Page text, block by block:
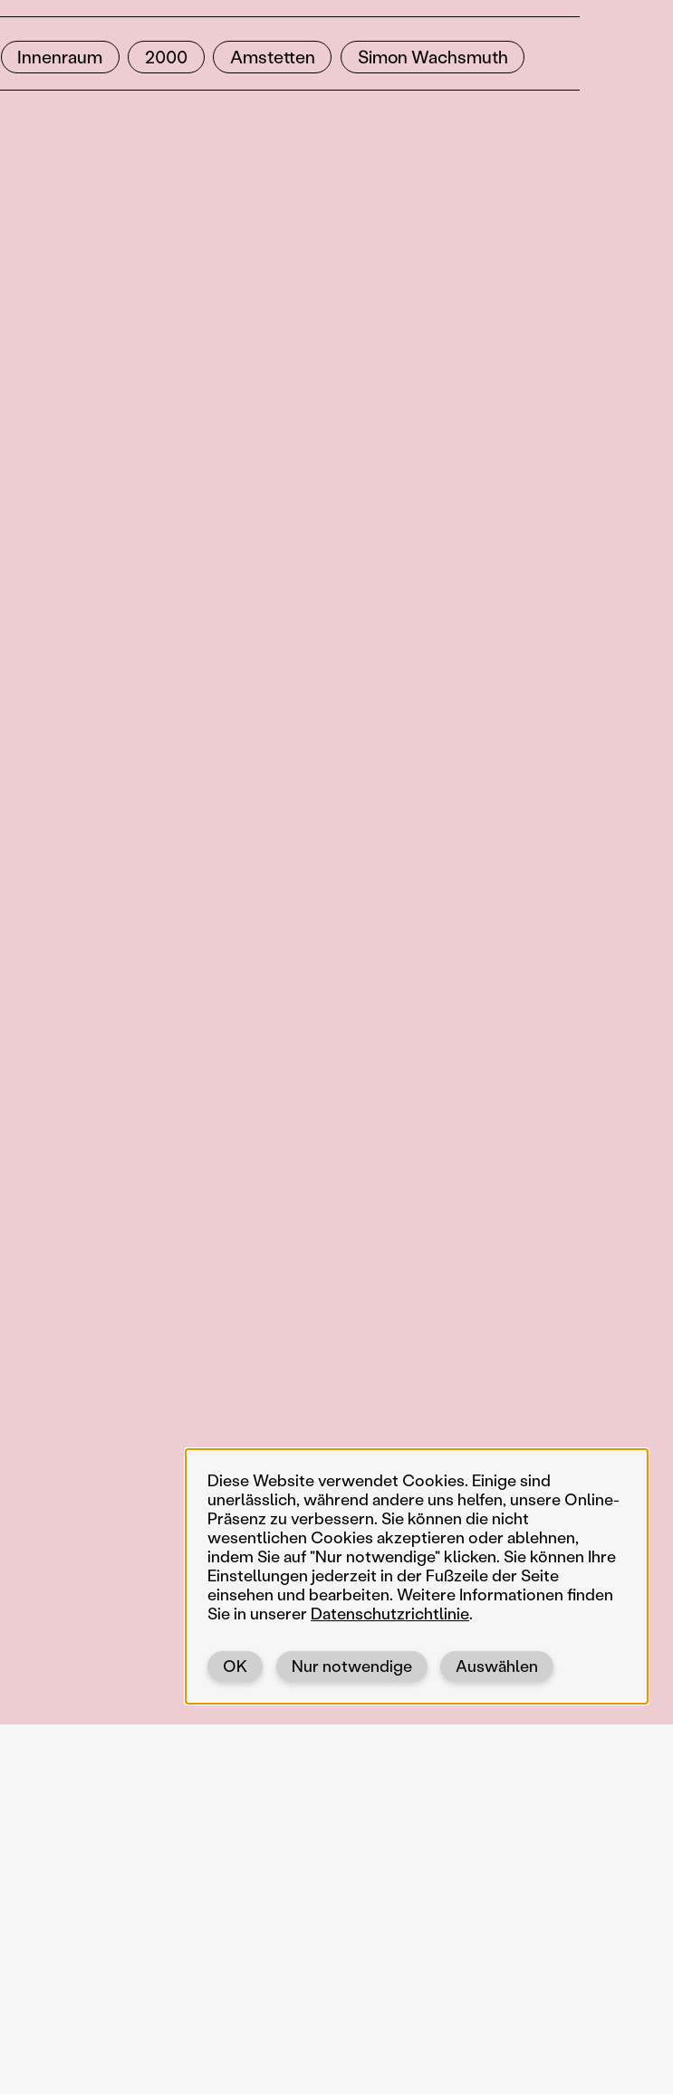
Innenraum 2000 Amstetten Simon Wachsmuth
Diese Website verwendet Cookies. Einige sind
unerlässlich, während andere uns helfen, unsere Online-
Präsenz zu verbessern. Sie können die nicht
wesentlichen Cookies akzeptieren oder ablehnen,
indem Sie auf "Nur notwendige" klicken. Sie können Ihre
Einstellungen jederzeit in der Fußzeile der Seite
einsehen und bearbeiten. Weitere Informationen finden
Sie in unserer Datenschutzrichtlinie.
Auswählen
Nur notwendige
OK